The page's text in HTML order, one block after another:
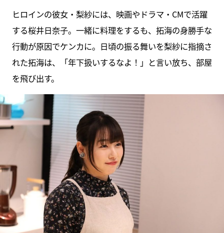
ヒロインの彼女・梨紗には、映画やドラマ・CMで活躍
する桜井日奈子。一緒に料理をするも、拓海の身勝手な
行動が原因でケンカに。日頃の振る舞いを梨紗に指摘さ
れた拓海は、「年下扱いするなよ！」と言い放ち、部屋
を飛び出す。